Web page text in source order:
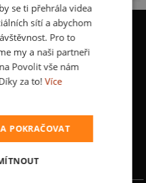
se ti přehrála videa
sítí a abychom
Pro to
my a naši partneři
Povolit vše nám
za to! Více
POKRAČOVAT